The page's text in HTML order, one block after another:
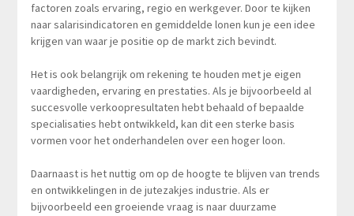
factoren zoals ervaring, regio en werkgever. Door te kijken
naar salarisindicatoren en gemiddelde lonen kun je een idee
krijgen van waar je positie op de markt zich bevindt.
Het is ook belangrijk om rekening te houden met je eigen
vaardigheden, ervaring en prestaties. Als je bijvoorbeeld al
succesvolle verkoopresultaten hebt behaald of bepaalde
specialisaties hebt ontwikkeld, kan dit een sterke basis
vormen voor het onderhandelen over een hoger loon.
Daarnaast is het nuttig om op de hoogte te blijven van trends
en ontwikkelingen in de jutezakjes industrie. Als er
bijvoorbeeld een groeiende vraag is naar duurzame